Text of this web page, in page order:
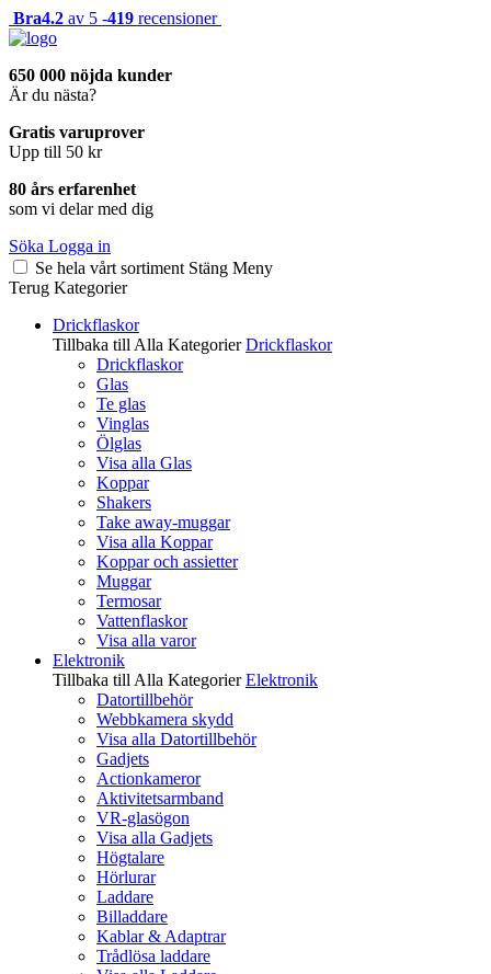
Bra4.2 av 5 -419 recensioner
650 000 nöjda kunder
Är du nästa?
Gratis varuprover
Upp till 50 kr
80 års erfarenhet
som vi delar med dig
Söka Logga in
Se hela vårt sortiment Stäng Meny
Terug Kategorier
Drickflaskor
Tillbaka till Alla Kategorier Drickflaskor
Drickflaskor
Glas
Te glas
Vinglas
Ölglas
Visa alla Glas
Koppar
Shakers
Take away-muggar
Visa alla Koppar
Koppar och assietter
Muggar
Termosar
Vattenflaskor
Visa alla varor
Elektronik
Tillbaka till Alla Kategorier Elektronik
Datortillbehör
Webbkamera skydd
Visa alla Datortillbehör
Gadjets
Actionkameror
Aktivitetsarmband
VR-glasögon
Visa alla Gadjets
Högtalare
Hörlurar
Laddare
Billaddare
Kablar & Adaptrar
Trådlösa laddare